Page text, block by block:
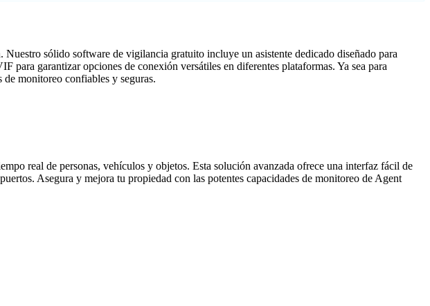
sólido software de vigilancia gratuito incluye un asistente dedicado diseñado para
garantizar opciones de conexión versátiles en diferentes plataformas. Ya sea para
monitoreo confiables y seguras.
real de personas, vehículos y objetos. Esta solución avanzada ofrece una interfaz fácil de
Asegura y mejora tu propiedad con las potentes capacidades de monitoreo de Agent